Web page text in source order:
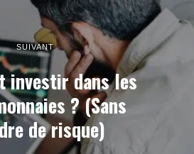
SUIVANT
investir dans les
? (Sans
de risque)